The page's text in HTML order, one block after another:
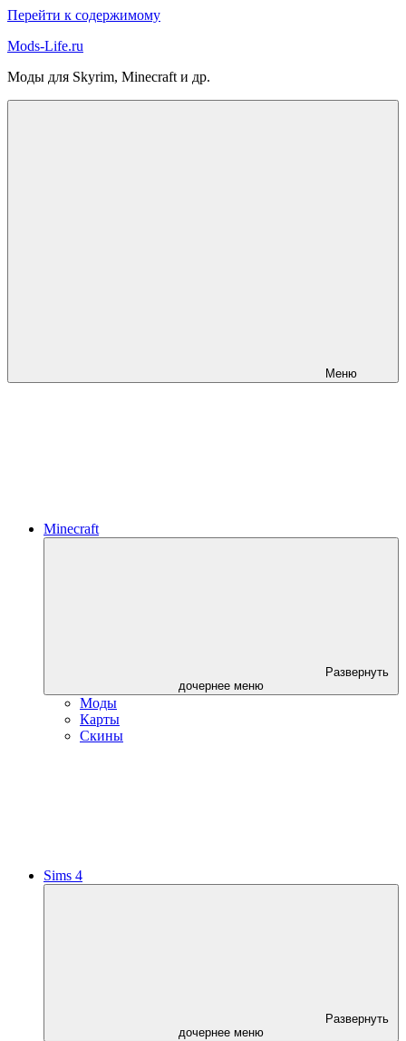
Перейти к содержимому
Mods-Life.ru
Моды для Skyrim, Minecraft и др.
Меню
Minecraft
Развернуть
дочернее меню
Моды
Карты
Скины
Sims 4
Развернуть
дочернее меню